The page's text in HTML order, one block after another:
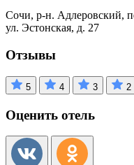
Сочи, р-н. Адлеровский,
ул. Эстонская, д. 27
Отзывы
5 4 3 2
Оценить отель